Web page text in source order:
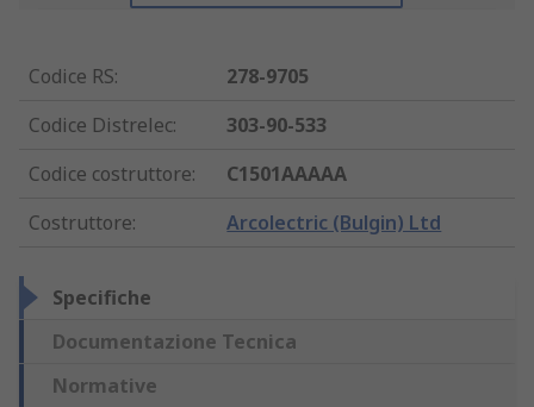
Codice RS:
278-9705
Codice Distrelec:
303-90-533
Codice costruttore:
C1501AAAAA
Costruttore: Arcolectric (Bulgin) Ltd
Specifiche
Documentazione Tecnica
Normative